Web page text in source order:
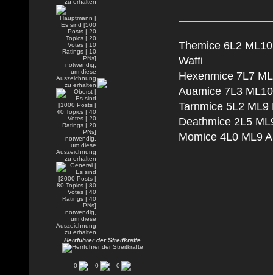
Herrführer der Streitkräfte
0 0 0
Themice 6L2
Waffi
Hexenmice 7L7
Auamice 7L3
Tarnmice 5L2
Deathmice 2L5
Momice 4L0 ML9